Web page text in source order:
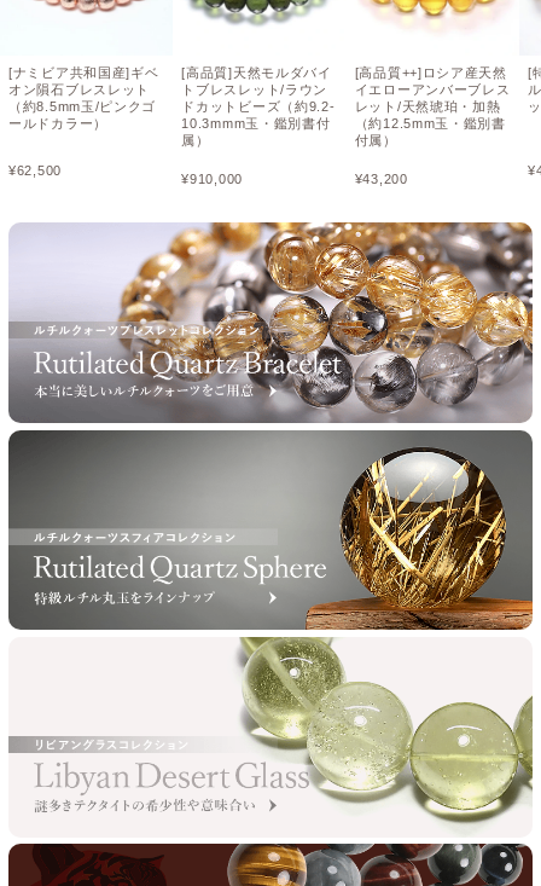
[ナミビア共和国産]ギベ
オン隕石ブレスレット
（約8.5mm玉/ピンクゴ
ールドカラー）
¥62,500
[高品質]天然モルダバイ
トブレスレット/ラウン
ドカットビーズ（約9.2-
10.3mmm玉・鑑別書付
属）
¥910,000
[高品質++]ロシア産天然
イエローアンバーブレス
レット/天然琥珀・加熱
（約12.5mm玉・鑑別書
付属）
¥43,200
[
¥